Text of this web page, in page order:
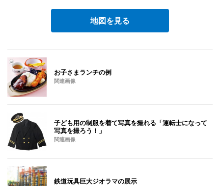
地図を見る
お子さまランチの例
関連画像
子ども用の制服を着て写真を撮れる「運転士になって
写真を撮ろう！」
関連画像
鉄道玩具巨大ジオラマの展示